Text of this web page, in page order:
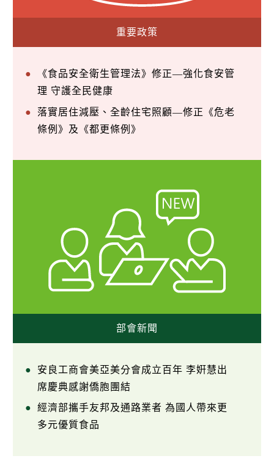
重要政策
《食品安全衛生管理法》修正—強化食安管
理 守護全民健康
落實居住減壓、全齡住宅照顧—修正《危老
條例》及《都更條例》
部會新聞
安良工商會美亞美分會成立百年 李姸慧出
席慶典感謝僑胞團結
經濟部攜手友邦及通路業者 為國人帶來更
多元優質食品